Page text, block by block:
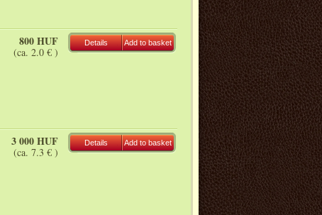
800 HUF
(ca. 2.0 € )
Details Add to basket
3 000 HUF
(ca. 7.3 € )
Details Add to basket